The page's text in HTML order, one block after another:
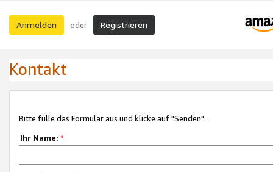
Anmelden oder Registrieren
Kontakt
Bitte fülle das Formular aus und klicke auf "Senden".
Ihr Name: *